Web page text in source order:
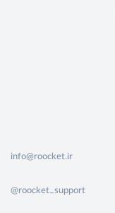
info@roocket.ir
@roocket_support